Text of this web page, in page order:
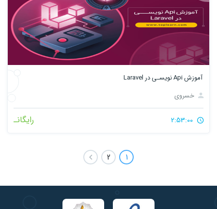
آموزش Api نویسـی در Laravel
خسروی
رایگانـ
1
2